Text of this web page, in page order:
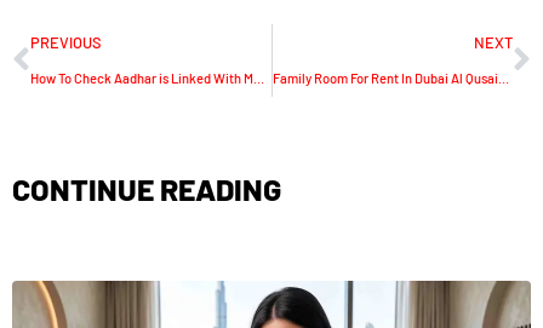
PREVIOUS NEXT
CONTINUE READING